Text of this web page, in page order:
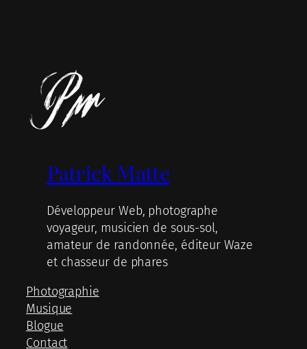
Patrick Matte
Développeur Web, photographe
voyageur, musicien de sous-sol,
amateur de randonnée, éditeur Waze
et chasseur de phares
Photographie
Musique
Blogue
Contact